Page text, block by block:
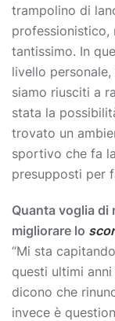
trampolino di
professionistico,
tantissimo. In
livello
siamo riusciti a
stata la
trovato un
sportivo che fa
presupposti per
Quanta voglia di
migliorare lo
“Mi sta
questi ultimi
dicono che
invece è